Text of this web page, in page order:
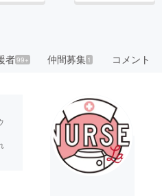
者99+ 仲間募集 1 コメント